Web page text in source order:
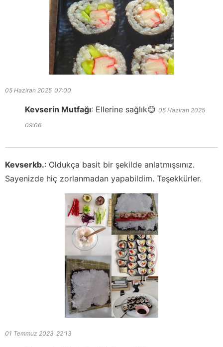
05 Haziran 2025 07:00
Kevserin Mutfağı: Ellerine sağlık😊 05 Haziran 2025
09:06
Kevserkb.: Oldukça basit bir şekilde anlatmışsınız.
Sayenizde hiç zorlanmadan yapabildim. Teşekkürler.
01 Temmuz 2023 22:13